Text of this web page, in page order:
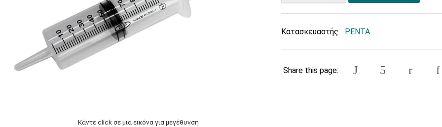
Κάντε click σε μια εικόνα για μεγέθυνση
Κατασκευαστής: PENTA
Share this page: